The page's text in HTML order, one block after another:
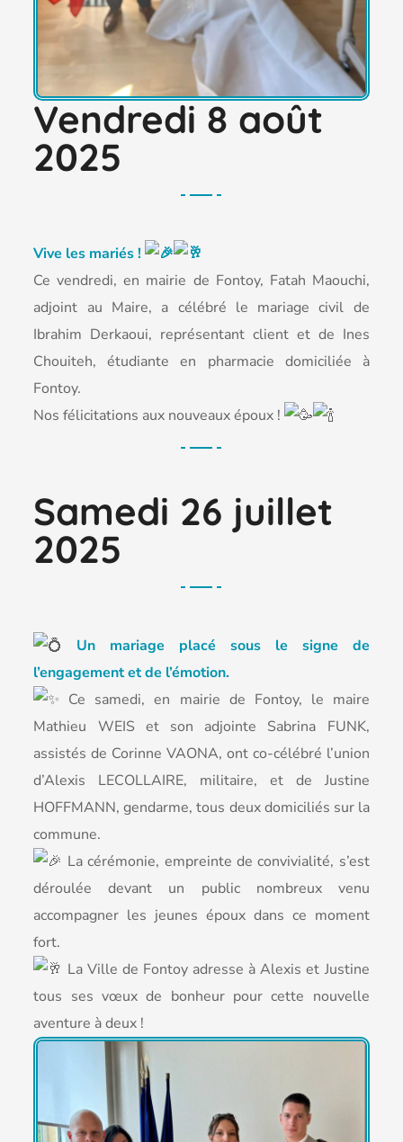
Vendredi 8 août
2025
Vive les mariés !
Cevendredi, en mairie de Fontoy, Fatah Maouchi,
adjoint au Maire, a célébré le mariage civil de
Ibrahim Derkaoui, représentant client et de Ines
Chouiteh, étudiante en pharmacie domiciliée à
Fontoy.
Nos félicitations aux nouveaux époux !
Samedi 26 juillet
2025
Un mariage placé sous le signe de
l’engagement et de l’émotion.
Ce samedi, en mairie de Fontoy, le maire
Mathieu WEIS et son adjointe Sabrina FUNK,
assistés de Corinne VAONA, ont co-célébré l’union
d’Alexis LECOLLAIRE, militaire, et de Justine
HOFFMANN, gendarme, tous deux domiciliés sur la
commune.
La cérémonie, empreinte de convivialité, s’est
déroulée devant un public nombreux venu
accompagner les jeunes époux dans ce moment
fort.
La Ville de Fontoy adresse à Alexis et Justine
tous ses vœux de bonheur pour cette nouvelle
aventure à deux !